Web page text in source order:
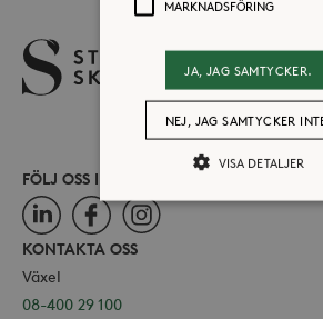
FÖLJ OSS I SOCIALA MEDIER
LinkedInFacebookInstagram
KONTAKTA OSS
Växel
08-400 29 100
MARKNADSFÖRING
JA, JAG SAMTYCKER.
NEJ, JAG SAMTYCKER
VISA DETALJER